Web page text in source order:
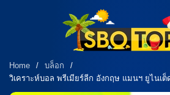
Home / บล็อก
/
วิเคราะห์บอล พรีเมียร์ลีก อังกฤษ แมนฯ ยูไนเ